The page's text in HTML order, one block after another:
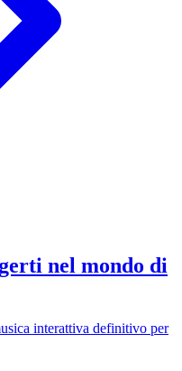
nel mondo di
interattiva definitivo per